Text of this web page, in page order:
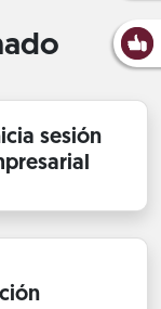
sesión